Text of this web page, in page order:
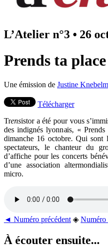
L’Atelier n°3 • 26
Prends ta place
Une émission de Justine
Télécharger
Trensistor a été pour vous
des indignés lyonnais, «
dimanche 16 octobre. Qui sont
spectateurs, le chanteur du
d’affiche pour les concerts
d’une association
micro.
◄ Numéro précédent ◈
À écouter ensuite...